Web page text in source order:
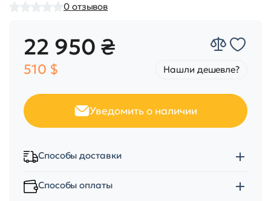
0 отзывов
22 950 ₴
510 $ Нашли дешевле?
Уведомить о наличии
Способы доставки
Способы оплаты